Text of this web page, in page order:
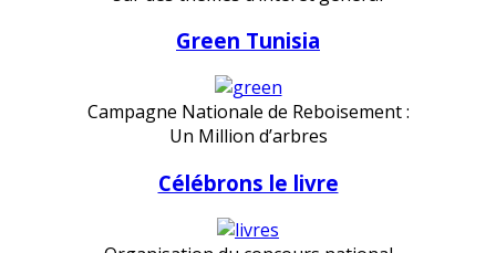
Green Tunisia
Campagne Nationale de Reboisement :
Un Million d’arbres
Célébrons le livre